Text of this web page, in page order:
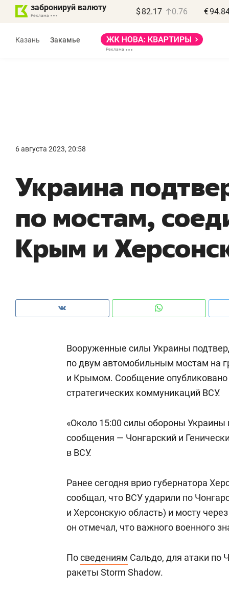
забронируй валюту $ 82.17 0.76 €
Казань Закамье
6 августа 2023, 20:58
Украина
по мостам,
Крым и
Вооруженные силы Украины
по двум автомобильным мостам на
и Крымом. Сообщение опубликовано
стратегических коммуникаций ВСУ.
«Около 15:00 силы обороны
сообщения — Чонгарский и
в ВСУ.
Ранее сегодня врио губернатора
сообщал, что ВСУ ударили по
и Херсонскую область) и мосту
он отмечал, что важного военного
Посведениям Сальдо, для атаки по
ракеты Storm Shadow.
правил, бизнес может
потерять минимум
Как бизнесу выйти на зарубежные
рынки, почему надо знать аксакалов и
чем интересен Оман?
Оставить шум за волной: как
строят тишину в казанском
ЖК «Заря»